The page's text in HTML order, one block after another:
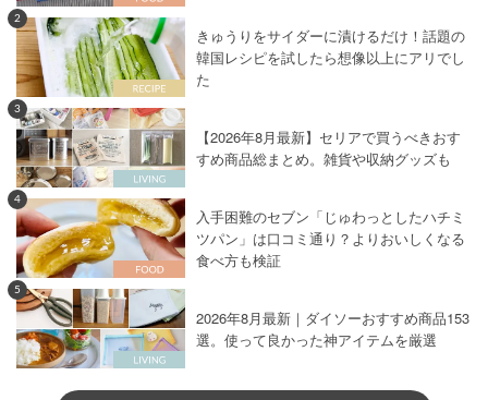
2
きゅうりをサイダーに漬けるだけ！話題の
韓国レシピを試したら想像以上にアリでし
た
3
【2026年8月最新】セリアで買うべきおす
すめ商品総まとめ。雑貨や収納グッズも
4
入手困難のセブン「じゅわっとしたハチミ
ツパン」は口コミ通り？よりおいしくなる
食べ方も検証
5
2026年8月最新｜ダイソーおすすめ商品153
選。使って良かった神アイテムを厳選